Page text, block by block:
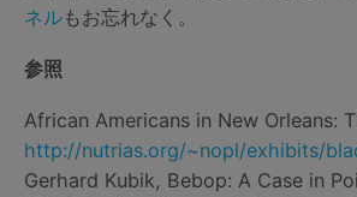
ネルもお忘れなく。
参照
African Americans in New Orleans:
http://nutrias.org/~nopl/exhibits/
Gerhard Kubik, Bebop: A Case in